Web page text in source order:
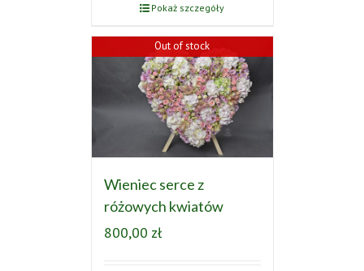
Pokaż szczegóły
Out of stock
Wieniec serce z
różowych kwiatów
800,00 zł